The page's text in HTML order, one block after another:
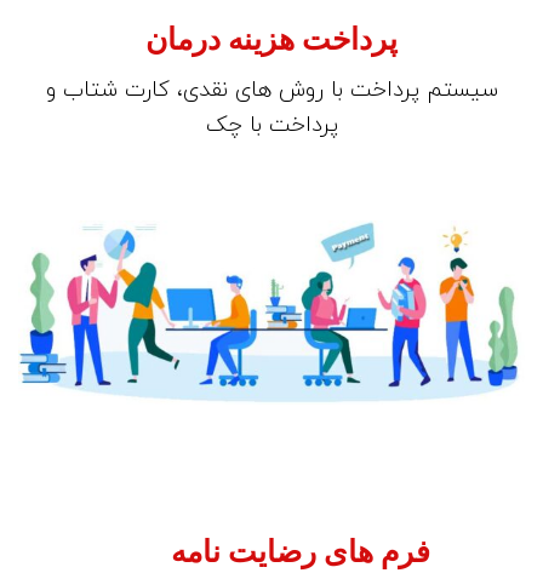
پرداخت هزینه درمان
سیستم پرداخت با روش های نقدی، کارت شتاب و
پرداخت با چک
فرم های رضایت نامه